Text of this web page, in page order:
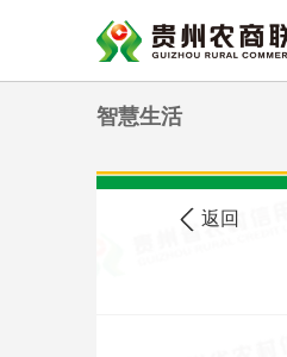
智慧生活
您现在的位置:
返回